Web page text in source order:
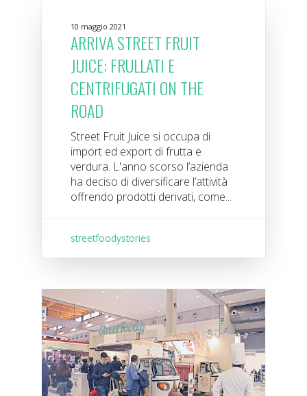
10 maggio 2021
ARRIVA STREET FRUIT
JUICE: FRULLATI E
CENTRIFUGATI ON THE
ROAD
Street Fruit Juice si occupa di
import ed export di frutta e
verdura. L'anno scorso l’azienda
ha deciso di diversificare l’attività
offrendo prodotti derivati, come...
streetfoodystories